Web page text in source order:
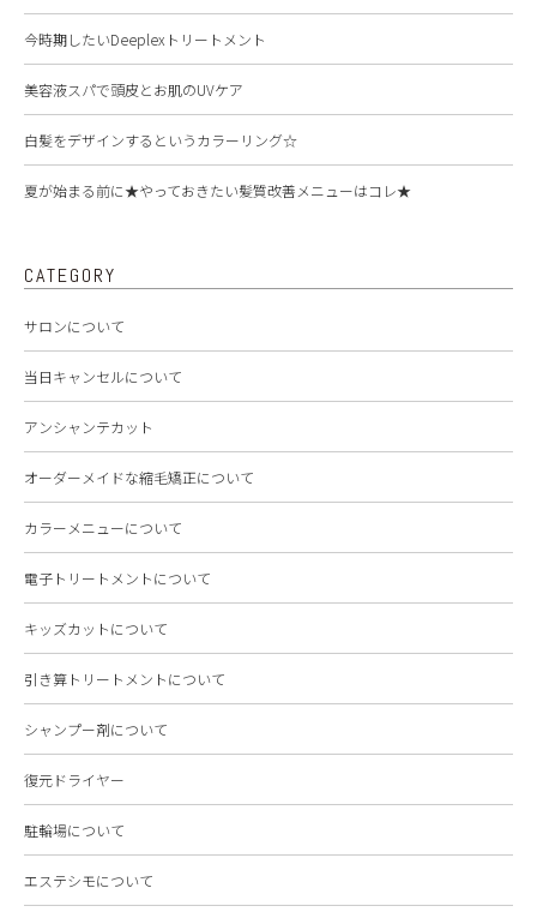
今時期したいDeeplexトリートメント
美容液スパで頭皮とお肌のUVケア
白髪をデザインするというカラーリング☆
夏が始まる前に★やっておきたい髪質改善メニューはコレ★
CATEGORY
サロンについて
当日キャンセルについて
アンシャンテカット
オーダーメイドな縮毛矯正について
カラーメニューについて
電子トリートメントについて
キッズカットについて
引き算トリートメントについて
シャンプー剤について
復元ドライヤー
駐輪場について
エステシモについて